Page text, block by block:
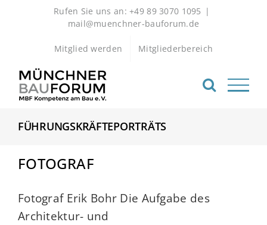
Rufen Sie uns an: +49 89 3070 1095 |
mail@muenchner-bauforum.de
Mitglied werden Mitgliederbereich
FÜHRUNGSKRÄFTEPORTRÄTS
FOTOGRAF
Fotograf Erik Bohr Die Aufgabe des
Architektur- und